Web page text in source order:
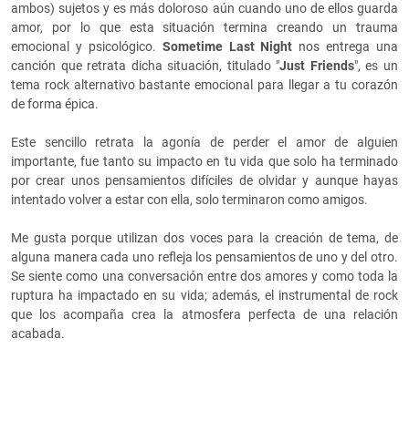
ambos) sujetos y es más doloroso aún cuando uno de ellos guarda
amor, por lo que esta situación termina creando un trauma
emocional y psicológico. Sometime Last Night nos entrega una
canción que retrata dicha situación, titulado "Just Friends", es un
tema rock alternativo bastante emocional para llegar a tu corazón
de forma épica.
Este sencillo retrata la agonía de perder el amor de alguien
importante, fue tanto su impacto en tu vida que solo ha terminado
por crear unos pensamientos difíciles de olvidar y aunque hayas
intentado volver a estar con ella, solo terminaron como amigos.
Me gusta porque utilizan dos voces para la creación de tema, de
alguna manera cada uno refleja los pensamientos de uno y del otro.
Se siente como una conversación entre dos amores y como toda la
ruptura ha impactado en su vida; además, el instrumental de rock
que los acompaña crea la atmosfera perfecta de una relación
acabada.